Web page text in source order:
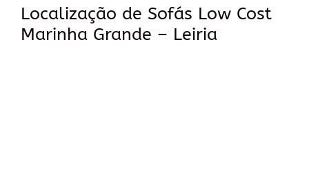
Localização de Sofás Low Cost
Marinha Grande – Leiria